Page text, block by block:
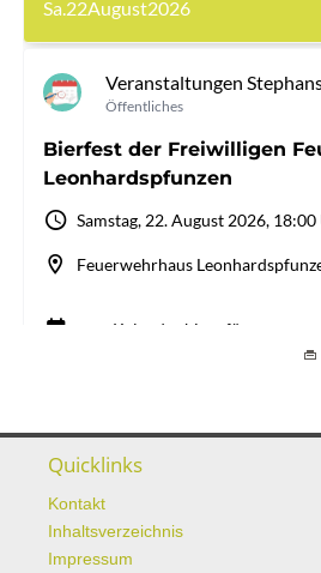
Quicklinks
Kontakt
Inhaltsverzeichnis
Impressum